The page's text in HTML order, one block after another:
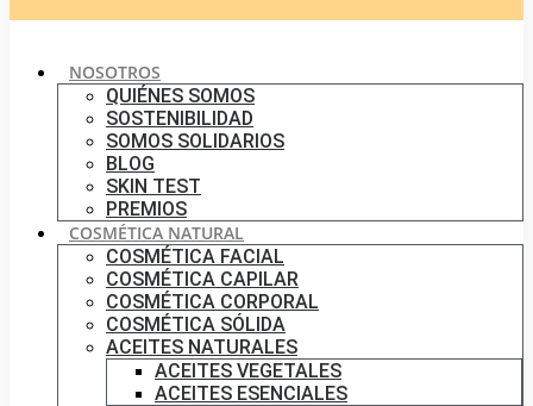
NOSOTROS
QUIÉNES SOMOS
SOSTENIBILIDAD
SOMOS SOLIDARIOS
BLOG
SKIN TEST
PREMIOS
COSMÉTICA NATURAL
COSMÉTICA FACIAL
COSMÉTICA CAPILAR
COSMÉTICA CORPORAL
COSMÉTICA SÓLIDA
ACEITES NATURALES
ACEITES VEGETALES
ACEITES ESENCIALES